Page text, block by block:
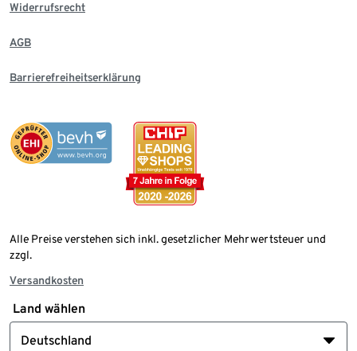
Widerrufsrecht
AGB
Barrierefreiheitserklärung
Alle Preise verstehen sich inkl. gesetzlicher Mehrwertsteuer und
zzgl.
Versandkosten
Land wählen
Deutschland